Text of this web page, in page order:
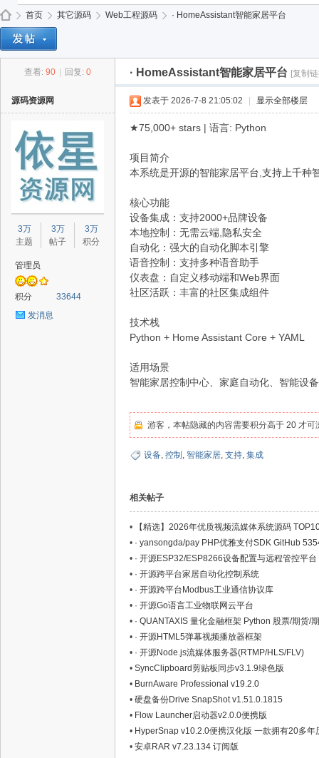
码
首页 其它源码 Web工程源码
›
· HomeAssistant智能家居平台
查看: 90 回复: 0 · HomeAssistant智能家居平台 [复制
源码资源网
3万
主题
3万
帖子
3万
积分
管理员
积分
33644
发消息
发表于 2026-7-8 21:05:02 显示全部楼层
★75,000+ stars | 语言: Python
项目简介
本系统是开源的智能家居平台,支持上千种
核心功能
设备集成：支持2000+品牌设备
本地控制：无需云端,隐私安全
自动化：强大的自动化脚本引擎
语音控制：支持多种语音助手
仪表盘：自定义移动端和Web界面
社区活跃：丰富的社区集成组件
技术栈
Python + Home Assistant Core + YAML
适用场景
智能家居控制中心、家庭自动化、智能设
游客，本帖隐藏的内容需要积分高于 20 才可
设备, 控制 , 智能家居, 支持, 集成
相关帖子
•
【精选】2026年优质视频流媒体系统源码
• · yansongda/pay PHP优雅支付SDK GitHub
• · 开源ESP32/ESP8266设备配置与远程管控平台
• · 开源跨平台家居自动化控制系统
• · 开源跨平台Modbus工业通信协议库
• · 开源Go语言工业物联网云平台
• · QUANTAXIS 量化金融框架 Python 股票/期货/
• · 开源HTML5弹幕视频播放器框架
• · 开源Node.js流媒体服务器(RTMP/HLS/FLV)
• SyncClipboard剪贴板同步v3.1.9绿色版
• BurnAware Professional v19.2.0
• 硬盘备份Drive SnapShot v1.51.0.1815
• Flow Launcher启动器v2.0.0便携版
• HyperSnap v10.2.0便携汉化版 一款拥有20多年
• 安卓RAR v7.23.134 订阅版